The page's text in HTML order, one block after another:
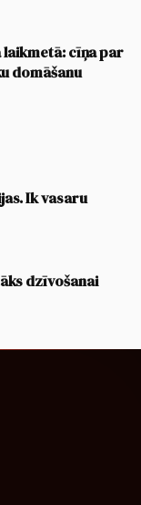
cīņa par
domāšanu
Ik vasaru
dzīvošanai